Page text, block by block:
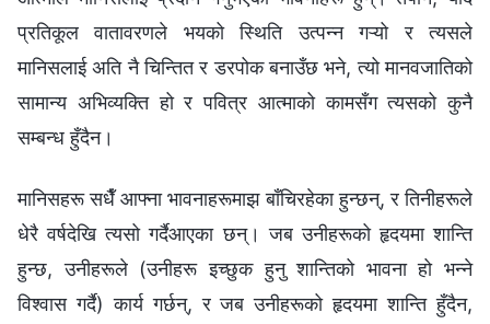
प्रतिकूल वातावरणले भयको स्थिति उत्पन्न गऱ्यो र त्यसले
मानिसलाई अति नै चिन्तित र डरपोक बनाउँछ भने, त्यो मानवजातिको
सामान्य अभिव्यक्ति हो र पवित्र आत्माको कामसँग त्यसको कुनै
सम्बन्ध हुँदैन।
मानिसहरू सधैँ आफ्ना भावनाहरूमाझ बाँचिरहेका हुन्छन्, र तिनीहरूले
धेरै वर्षदेखि त्यसो गर्दैआएका छन्। जब उनीहरूको हृदयमा शान्ति
हुन्छ, उनीहरूले (उनीहरू इच्छुक हुनु शान्तिको भावना हो भन्‍ने
विश्‍वास गर्दै) कार्य गर्छन्, र जब उनीहरूको हृदयमा शान्ति हुँदैन,